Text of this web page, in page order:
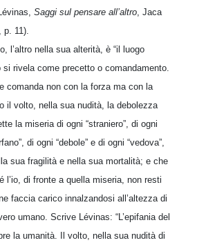
Saggi sul pensare all’altro , Jaca
11).
l’altro nella sua alterità, è “il luogo
si rivela come precetto o comandamento.
comanda non con la forza ma con la
il volto, nella sua nudità, la debolezza
la miseria di ogni “straniero”, di ogni
di ogni “debole” e di ogni “vedova”,
sua fragilità e nella sua mortalità; e che
l’io, di fronte a quella miseria, non resti
faccia carico innalzandosi all’altezza di
umano. Scrive Lévinas: “L’epifania del
la umanità. Il volto, nella sua nudità di